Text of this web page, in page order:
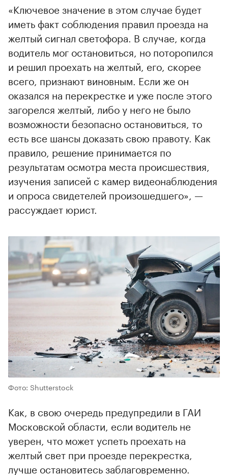
«Ключевое значение в этом случае будет
иметь факт соблюдения правил проезда на
желтый сигнал светофора. В случае, когда
водитель мог остановиться, но поторопился
и решил проехать на желтый, его, скорее
всего, признают виновным. Если же он
оказался на перекрестке и уже после этого
загорелся желтый, либо у него не было
возможности безопасно остановиться, то
есть все шансы доказать свою правоту. Как
правило, решение принимается по
результатам осмотра места происшествия,
изучения записей с камер видеонаблюдения
и опроса свидетелей произошедшего», —
рассуждает юрист.
Фото: Shutterstock
Как, в свою очередь предупредили в ГАИ
Московской области, если водитель не
уверен, что может успеть проехать на
желтый свет при проезде перекрестка,
лучше остановитесь заблаговременно.